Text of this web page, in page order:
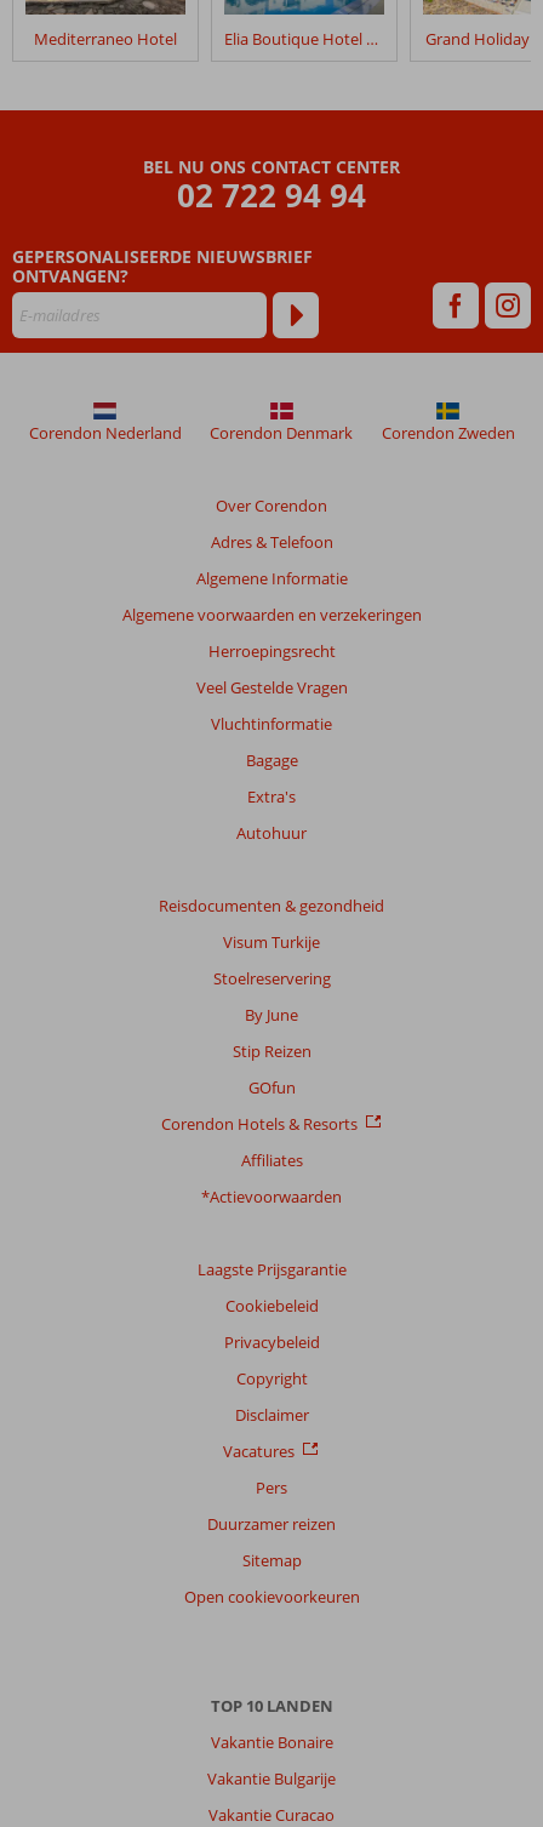
Mediterraneo Hotel Elia Boutique Hotel by S Resorts Grand Holiday
BEL NU ONS CONTACT CENTER
02 722 94 94
GEPERSONALISEERDE NIEUWSBRIEF
ONTVANGEN?
Over Corendon
Adres & Telefoon
Algemene Informatie
Algemene voorwaarden en verzekeringen
Herroepingsrecht
Veel Gestelde Vragen
Vluchtinformatie
Bagage
Extra's
Autohuur
Reisdocumenten & gezondheid
Visum Turkije
Stoelreservering
By June
Stip Reizen
GOfun
Corendon Hotels & Resorts
Affiliates
*Actievoorwaarden
Laagste Prijsgarantie
Cookiebeleid
Privacybeleid
Copyright
Disclaimer
Vacatures
Pers
Duurzamer reizen
Sitemap
Open cookievoorkeuren
Corendon Nederland Corendon Denmark Corendon Zweden
TOP 10 LANDEN
Vakantie Bonaire
Vakantie Bulgarije
Vakantie Curacao